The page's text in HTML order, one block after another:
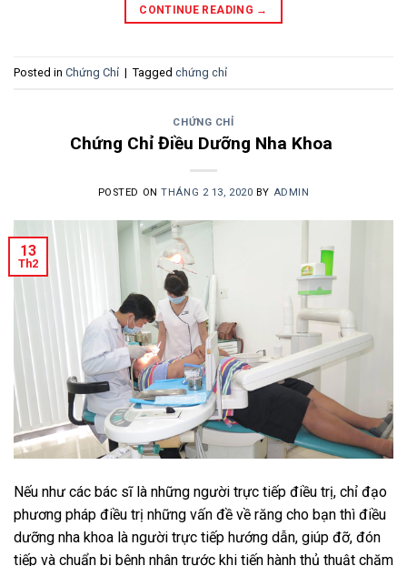
CONTINUE READING →
Posted in Chứng Chỉ | Tagged chứng chỉ
CHỨNG CHỈ
Chứng Chỉ Điều Dưỡng Nha Khoa
POSTED ONTHÁNG 2 13, 2020 BY ADMIN
13
Th2
Nếu như các bác sĩ là những người trực tiếp điều trị, chỉ đạo
phương pháp điều trị những vấn đề về răng cho bạn thì điều
dưỡng nha khoa là người trực tiếp hướng dẫn, giúp đỡ, đón
tiếp và chuẩn bị bệnh nhân trước khi tiến hành thủ thuật chăm